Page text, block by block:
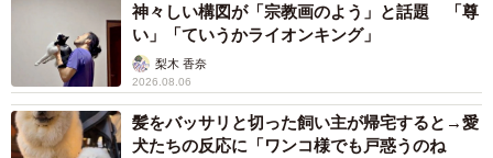
神々しい構図が「宗教画のよう」と話題 「尊
い」「ていうかライオンキング」
梨木 香奈
2026.08.06
髪をバッサリと切った飼い主が帰宅すると→愛
犬たちの反応に「ワンコ様でも戸惑うのね